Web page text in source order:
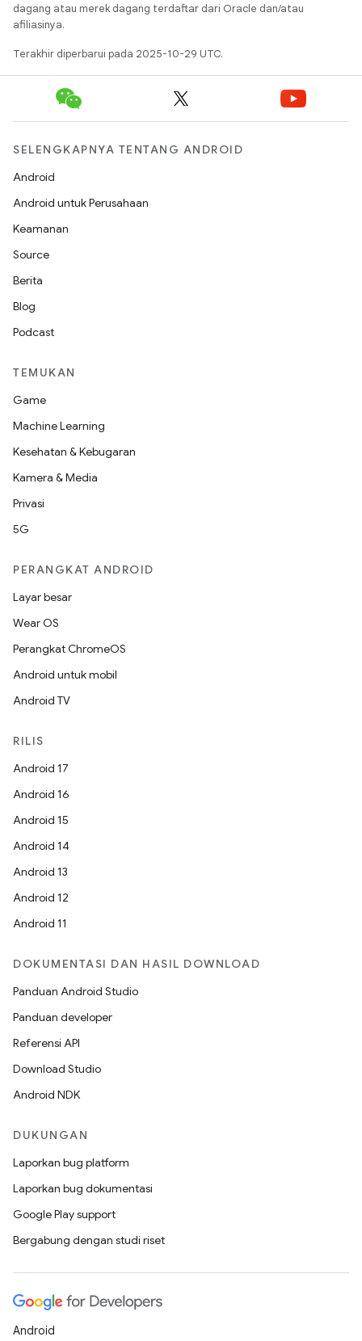
dagang atau merek dagang terdaftar dari Oracle dan/atau
afiliasinya.
Terakhir diperbarui pada 2025-10-29 UTC.
SELENGKAPNYA TENTANG ANDROID
Android
Android untuk Perusahaan
Keamanan
Source
Berita
Blog
Podcast
TEMUKAN
Game
Machine Learning
Kesehatan & Kebugaran
Kamera & Media
Privasi
5G
PERANGKAT ANDROID
Layar besar
Wear OS
Perangkat ChromeOS
Android untuk mobil
Android TV
RILIS
Android 17
Android 16
Android 15
Android 14
Android 13
Android 12
Android 11
DOKUMENTASI DAN HASIL DOWNLOAD
Panduan Android Studio
Panduan developer
Referensi API
Download Studio
Android NDK
DUKUNGAN
Laporkan bug platform
Laporkan bug dokumentasi
Google Play support
Bergabung dengan studi riset
Android